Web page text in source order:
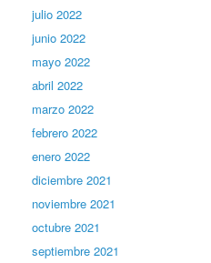
julio 2022
junio 2022
mayo 2022
abril 2022
marzo 2022
febrero 2022
enero 2022
diciembre 2021
noviembre 2021
octubre 2021
septiembre 2021